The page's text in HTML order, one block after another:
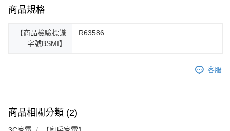
商品規格
【商品檢驗標識
字號BSMI】
R63586
客服
商品相關分類 (2)